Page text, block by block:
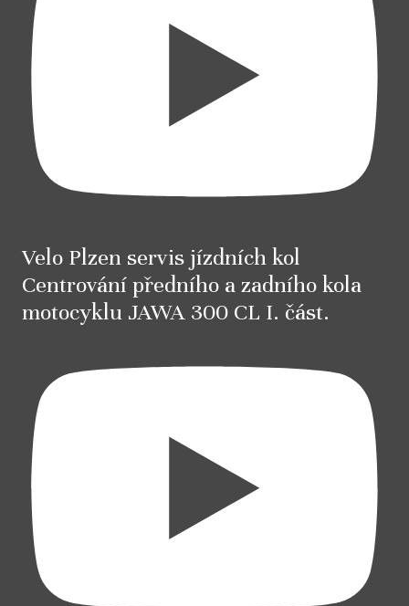
Velo Plzen servis jízdních kol
Centrování předního a zadního kola
motocyklu JAWA 300 CL I. část.